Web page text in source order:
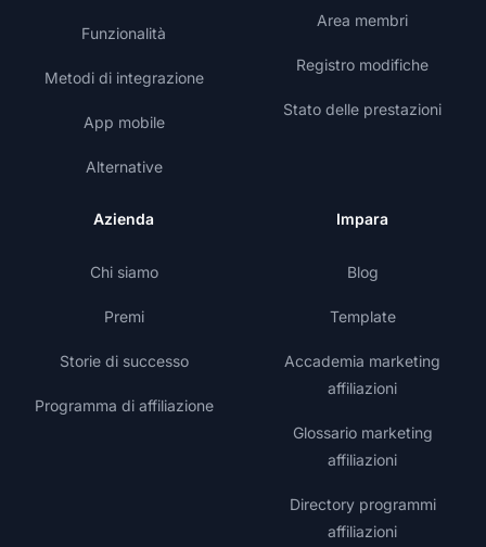
Funzionalità
Metodi di integrazione
App mobile
Alternative
Area membri
Registro modifiche
Stato delle prestazioni
Azienda
Chi siamo
Premi
Storie di successo
Programma di affiliazione
Impara
Blog
Template
Accademia marketing
affiliazioni
Glossario marketing
affiliazioni
Directory programmi
affiliazioni